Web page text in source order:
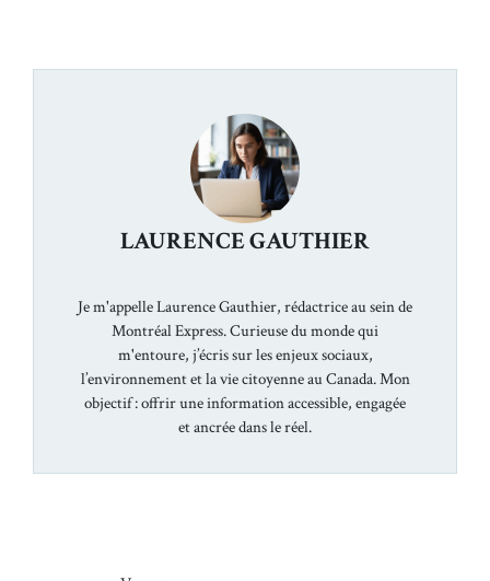
LAURENCE GAUTHIER
Je m'appelle Laurence Gauthier, rédactrice au sein de
Montréal Express. Curieuse du monde qui
m'entoure, j’écris sur les enjeux sociaux,
l’environnement et la vie citoyenne au Canada. Mon
objectif : offrir une information accessible, engagée
et ancrée dans le réel.